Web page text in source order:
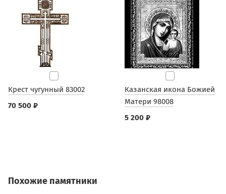
Крест чугунный 83002
70 500 ₽
Казанская икона Божией
Матери 98008
5 200 ₽
Похожие памятники